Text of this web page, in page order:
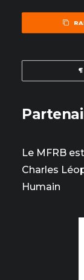
Le MFRB
Charles
Humain